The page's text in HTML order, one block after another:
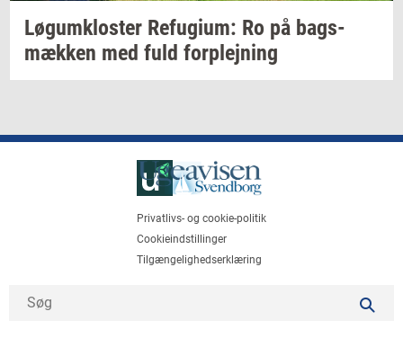
Løgum­klo­ster Re­fu­gi­um: Ro på bags­
mæk­ken med fuld for­plej­ning
Privatlivs- og cookie-politik
Cookieindstillinger
Tilgængelighedserklæring